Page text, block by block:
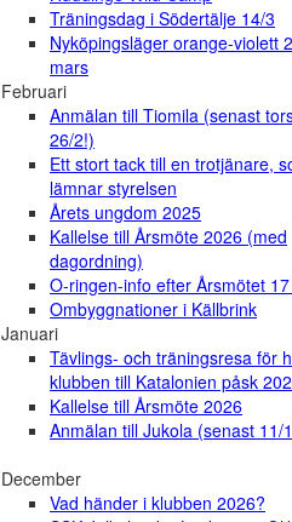
Träningsdag i Södertälje 14/3
Nyköpingsläger orange-violett
mars
Februari
Anmälan till Tiomila (senast
26/2!)
Ett stort tack till en trotjänare,
lämnar styrelsen
Årets ungdom 2025
Kallelse till Årsmöte 2026 (med
dagordning)
O-ringen-info efter Årsmötet
Ombyggnationer i Källbrink
Januari
Tävlings- och träningsresa för
klubben till Katalonien påsk
Kallelse till Årsmöte 2026
Anmälan till Jukola (senast 11/
December
Vad händer i klubben 2026?